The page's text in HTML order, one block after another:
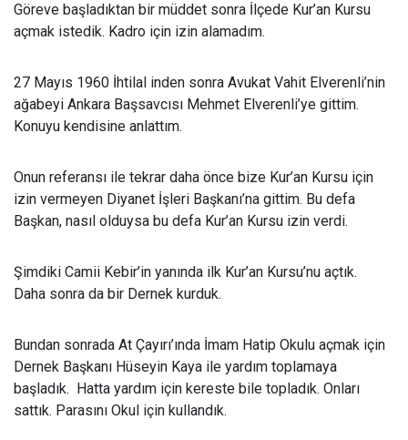
Göreve başladıktan bir müddet sonra İlçede Kur’an Kursu
açmak istedik. Kadro için izin alamadım.
27 Mayıs 1960 İhtilal inden sonra Avukat Vahit Elverenli’nin
ağabeyi Ankara Başsavcısı Mehmet Elverenli’ye gittim.
Konuyu kendisine anlattım.
Onun referansı ile tekrar daha önce bize Kur’an Kursu için
izin vermeyen Diyanet İşleri Başkanı’na gittim. Bu defa
Başkan, nasıl olduysa bu defa Kur’an Kursu izin verdi.
Şimdiki Camii Kebir’in yanında ilk Kur’an Kursu’nu açtık.
Daha sonra da bir Dernek kurduk.
Bundan sonrada At Çayırı’ında İmam Hatip Okulu açmak için
Dernek Başkanı Hüseyin Kaya ile yardım toplamaya
başladık. Hatta yardım için kereste bile topladık. Onları
sattık. Parasını Okul için kullandık.